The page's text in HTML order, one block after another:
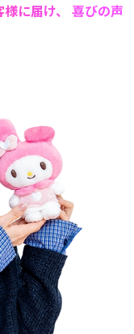
様に届け、 喜びの声